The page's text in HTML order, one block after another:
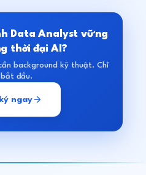
Data Analyst vững
thời đại AI?
background kỹ thuật. Chỉ
đầu.
ngay